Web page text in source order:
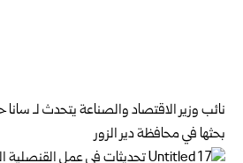
نائب وزير الاقتصاد والصناعة يتحدث لـ سانا
بحثها في محافظة دير الزور